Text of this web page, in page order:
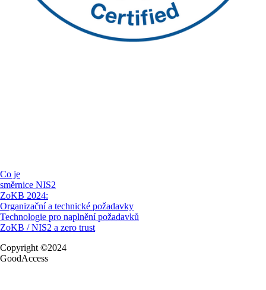
Co je
směrnice NIS2
ZoKB 2024:
Organizační a technické požadavky
Technologie pro naplnění požadavků
ZoKB / NIS2 a zero trust
Copyright ©2024
GoodAccess